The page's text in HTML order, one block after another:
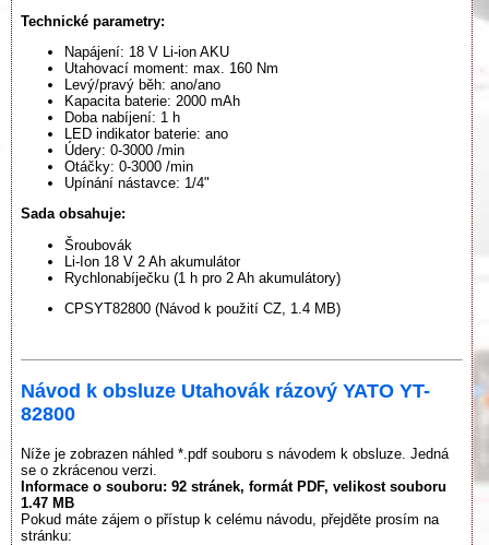
Technické parametry:
Napájení: 18 V Li-ion AKU
Utahovací moment: max. 160 Nm
Levý/pravý běh: ano/ano
Kapacita baterie: 2000 mAh
Doba nabíjení: 1 h
LED indikator baterie: ano
Údery: 0-3000 /min
Otáčky: 0-3000 /min
Upínání nástavce: 1/4"
Sada obsahuje:
Šroubovák
Li-Ion 18 V 2 Ah akumulátor
Rychlonabíječku (1 h pro 2 Ah akumulátory)
CPSYT82800 (Návod k použití CZ, 1.4 MB)
Návod k obsluze Utahovák rázový YATO YT-
82800
Níže je zobrazen náhled *.pdf souboru s návodem k obsluze. Jedná
se o zkrácenou verzi.
Informace o souboru: 92 stránek, formát PDF, velikost souboru
1.47 MB
Pokud máte zájem o přístup k celému návodu, přejděte prosím na
stránku: